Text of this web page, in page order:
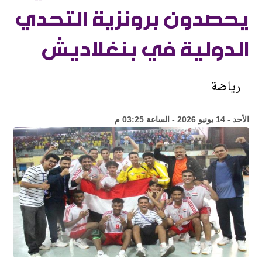
يحصدون برونزية التحدي
الدولية في بنغلاديش
رياضة
الأحد - 14 يونيو 2026 - الساعة 03:25 م